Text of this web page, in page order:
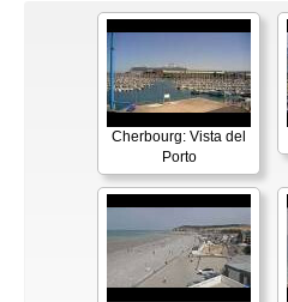
Cherbourg: Vista del
Porto